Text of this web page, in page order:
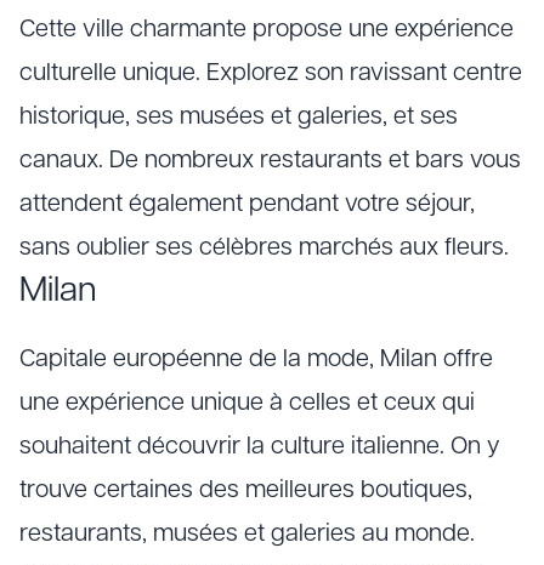
Cette ville charmante propose une expérience
culturelle unique. Explorez son ravissant centre
historique, ses musées et galeries, et ses
canaux. De nombreux restaurants et bars vous
attendent également pendant votre séjour,
sans oublier ses célèbres marchés aux fleurs.
Milan
Capitale européenne de la mode, Milan offre
une expérience unique à celles et ceux qui
souhaitent découvrir la culture italienne. On y
trouve certaines des meilleures boutiques,
restaurants, musées et galeries au monde.